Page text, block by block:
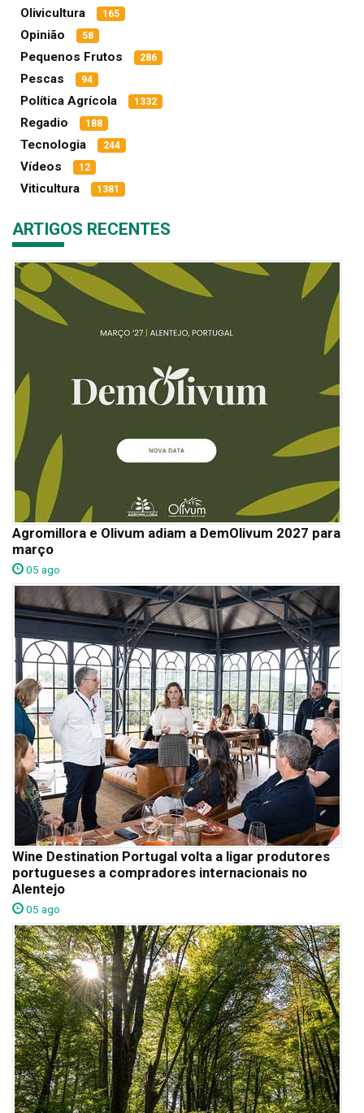
Olivicultura 165
Opinião 58
Pequenos Frutos 286
Pescas 94
Política Agrícola 1332
Regadio 188
Tecnologia 244
Vídeos 12
Viticultura 1381
ARTIGOS RECENTES
Agromillora e Olivum adiam a DemOlivum 2027 para
março
05 ago
Wine Destination Portugal volta a ligar produtores
portugueses a compradores internacionais no
Alentejo
05 ago